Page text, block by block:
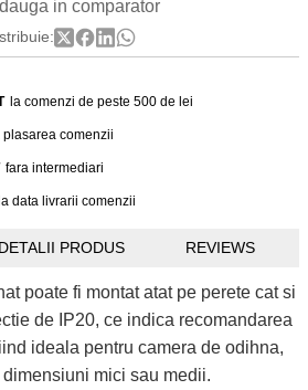
in comparator
la comenzi de peste 500 de lei
plasarea comenzii
fara intermediari
data livrarii comenzii
DETALII PRODUS REVIEWS
poate fi montat atat pe perete cat si
de IP20, ce indica recomandarea
ideala pentru camera de odihna,
mici sau medii.